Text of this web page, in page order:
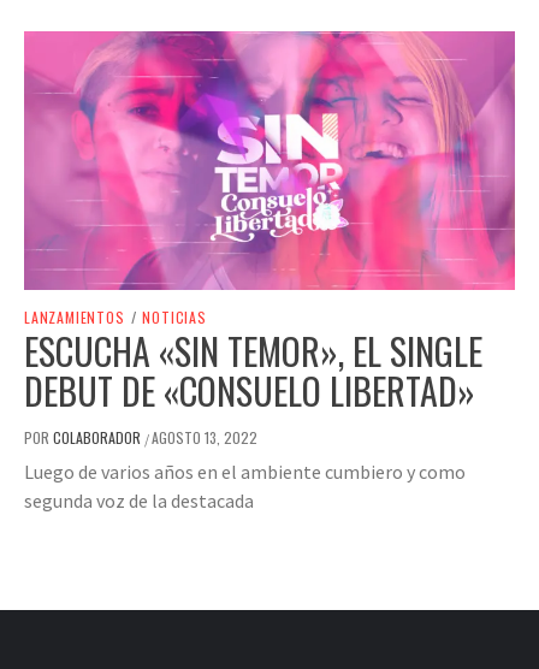
LANZAMIENTOS / NOTICIAS
ESCUCHA «SIN TEMOR», EL SINGLE
DEBUT DE «CONSUELO LIBERTAD»
POR COLABORADOR /AGOSTO 13, 2022
Luego de varios años en el ambiente cumbiero y como
segunda voz de la destacada